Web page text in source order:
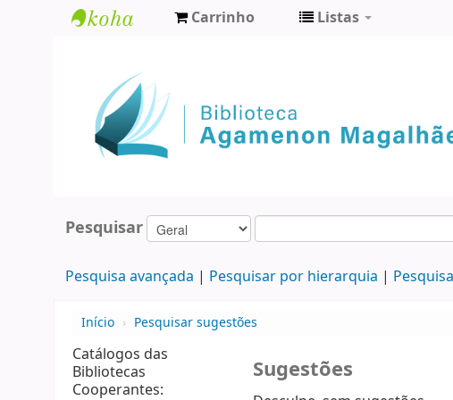
Agamenon
Magalhães
Carrinho Listas
Pesquisar
Pesquisa avançada Pesquisar por hierarquia
Início › Pesquisar sugestões
Catálogos das
Bibliotecas
Cooperantes:
Sugestões